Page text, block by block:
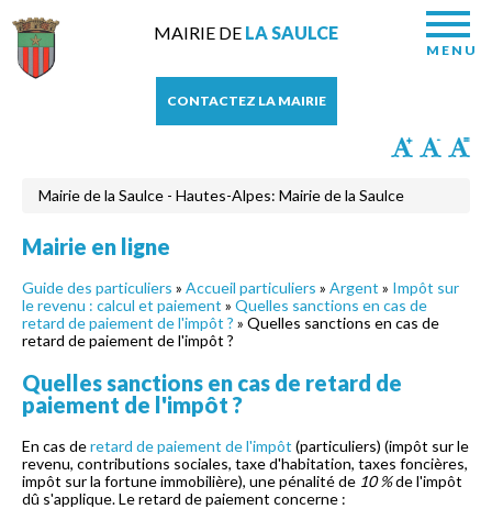
MAIRIE DE LA SAULCE
MENU
CONTACTEZ LA MAIRIE
Mairie de la Saulce - Hautes-Alpes: Mairie de la Saulce
Mairie en ligne
Guide des particuliers » Accueil particuliers » Argent » Impôt sur
le revenu : calcul et paiement » Quelles sanctions en cas de
retard de paiement de l'impôt ? » Quelles sanctions en cas de
retard de paiement de l'impôt ?
Quelles sanctions en cas de retard de
paiement de l'impôt ?
En cas deretard de paiement de l'impôt (particuliers) (impôt sur le
revenu, contributions sociales, taxe d'habitation, taxes foncières,
impôt sur la fortune immobilière), une pénalité de 10 %de l'impôt
dû s'applique. Le retard de paiement concerne :